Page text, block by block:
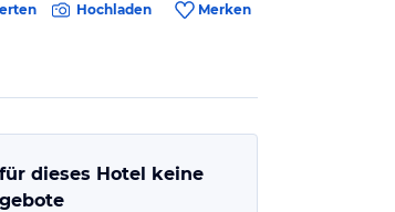
Hochladen Merken
dieses Hotel keine